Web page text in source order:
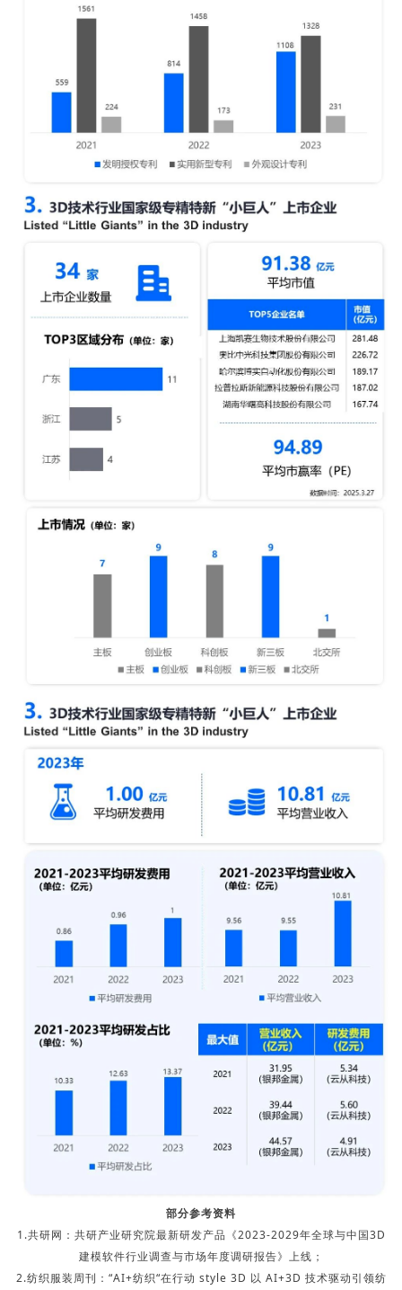
部分参考资料
1.共研网：共研产业研究院最新研发产品《2023-2029年全球与中国3D
建模软件行业调查与市场年度调研报告》上线；
2.纺织服装周刊：“AI+纺织“在行动 style 3D 以 AI+3D 技术驱动引领纺